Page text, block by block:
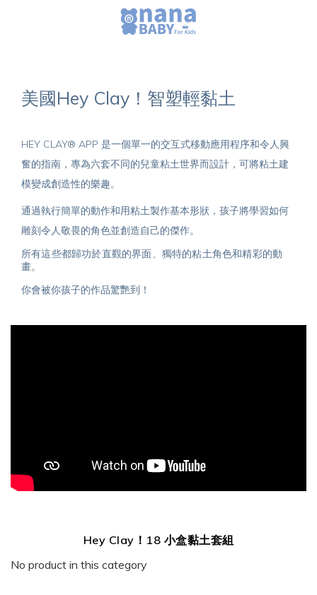
美國Hey Clay！智塑輕黏土
HEY CLAY® APP 是一個單一的交互式移動應用程序和令人興
奮的指南，專為六套不同的兒童粘土世界而設計，可將粘土建
模變成創造性的樂趣。
通過執行簡單的動作和用粘土製作基本形狀，孩子將學習如何
雕刻令人敬畏的角色並創造自己的傑作。
所有這些都歸功於直觀的界面、獨特的粘土角色和精彩的動
畫。
你會被你孩子的作品驚艷到！
Hey Clay！18 小盒黏土套組
No product in this category